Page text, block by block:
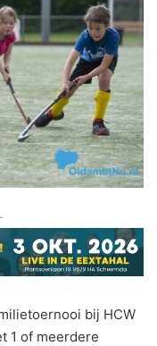
bij HCW
1 of meerdere